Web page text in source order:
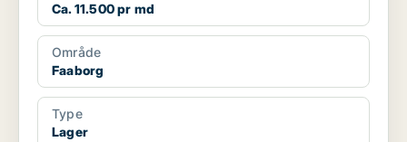
Ca. 11.500 pr md
Område
Faaborg
Type
Lager